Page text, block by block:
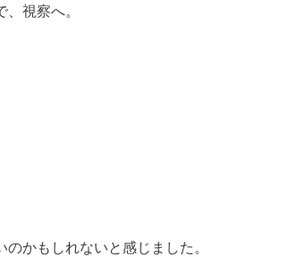
視察へ。
かもしれないと感じました。